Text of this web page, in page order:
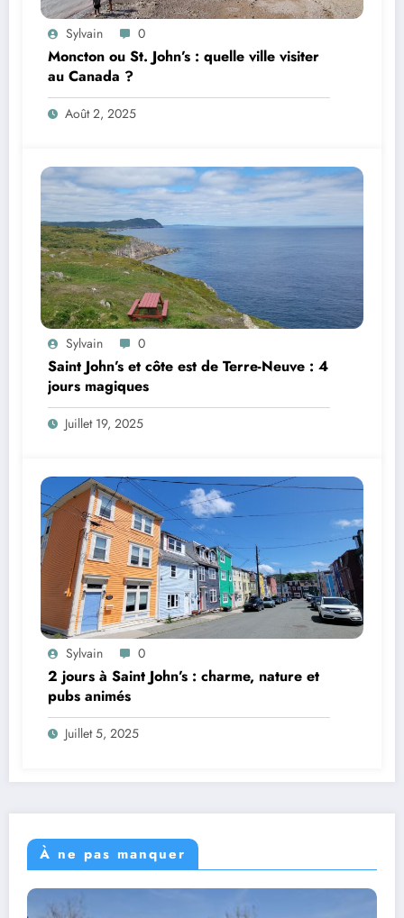
Sylvain 0
Moncton ou St. John’s : quelle ville visiter
au Canada ?
Août 2, 2025
Sylvain 0
Saint John’s et côte est de Terre-Neuve : 4
jours magiques
Juillet 19, 2025
Sylvain 0
2 jours à Saint John’s : charme, nature et
pubs animés
Juillet 5, 2025
À ne pas manquer